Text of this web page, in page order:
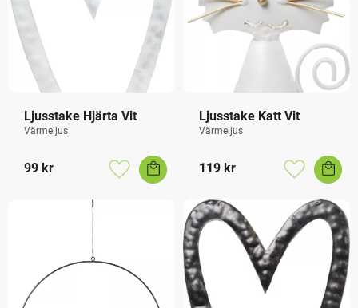
Ljusstake Hjärta Vit
Värmeljus
99 kr
Lägg till i favoriter
Ljusstake Katt Vit
Värmeljus
119 kr
Lägg till i